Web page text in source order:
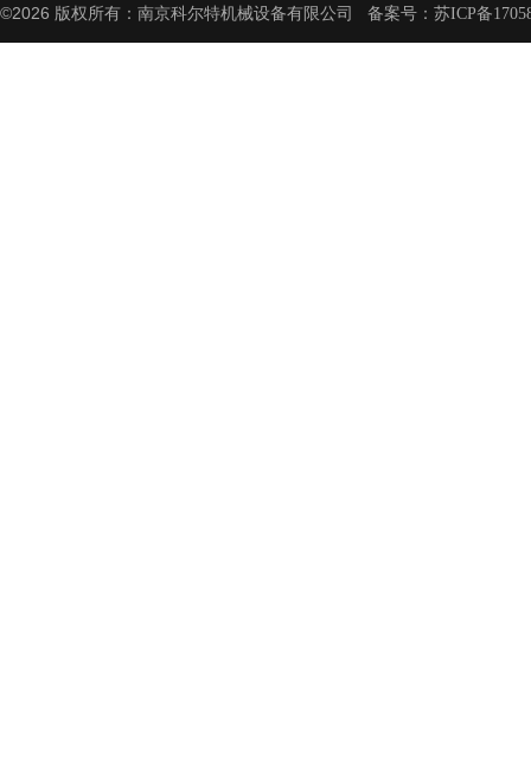
©2026 版权所有：南京科尔特机械设备有限公司 备案号： 苏ICP备